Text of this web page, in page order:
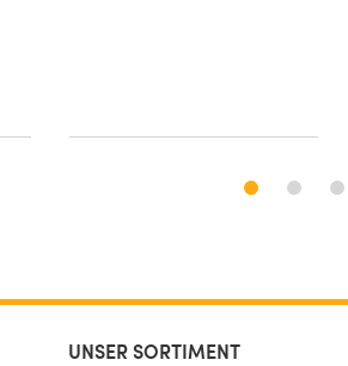
UNSER SORTIMENT